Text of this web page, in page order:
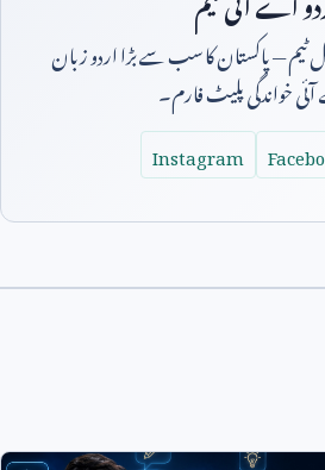
ٹیم — پاکستان کا سب سے بڑا اردو زبان
خواندگی پلیٹ فارم۔
Instagram